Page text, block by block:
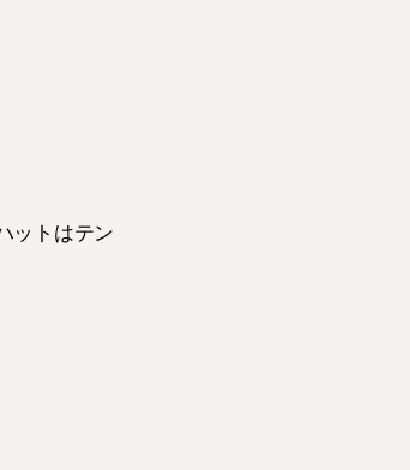
ットはテン